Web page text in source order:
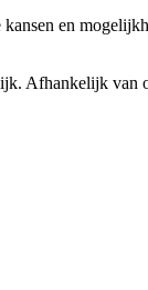
en
Afhankelijk van